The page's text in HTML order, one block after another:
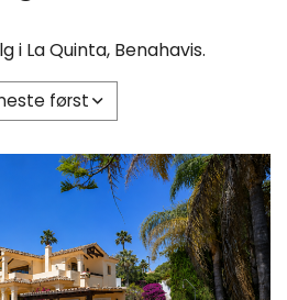
i La Quinta, Benahavis.
først